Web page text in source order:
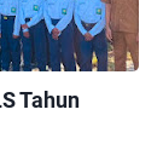
Tahun